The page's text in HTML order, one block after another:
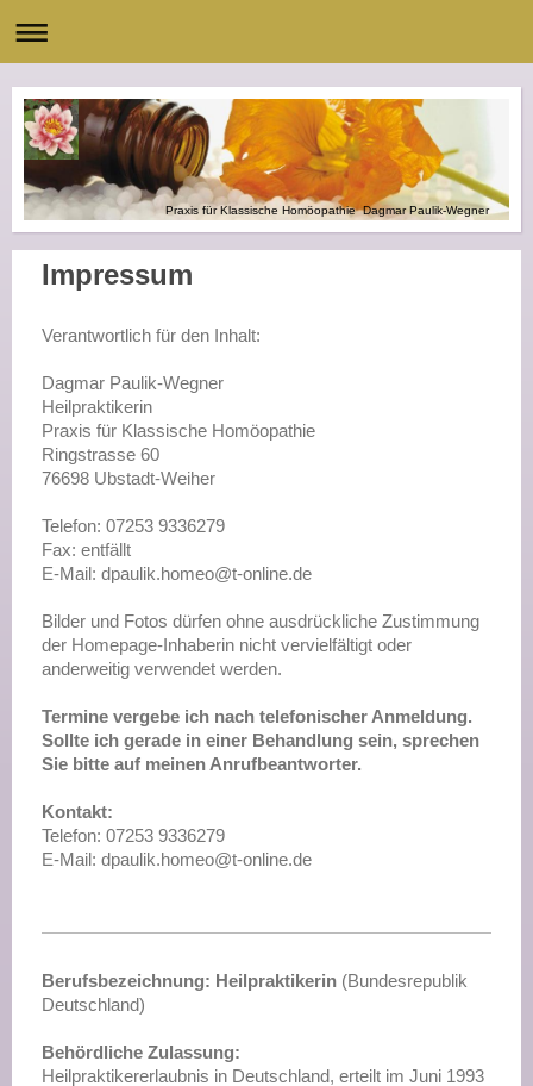
Praxis für Klassische Homöopathie Dagmar Paulik-Wegner
Impressum
Verantwortlich für den Inhalt:
Dagmar Paulik-Wegner
Heilpraktikerin
Praxis für Klassische Homöopathie
Ringstrasse 60
76698 Ubstadt-Weiher
Telefon: 07253 9336279
Fax: entfällt
E-Mail: dpaulik.homeo@t-online.de
Bilder und Fotos dürfen ohne ausdrückliche Zustimmung
der Homepage-Inhaberin nicht vervielfältigt oder
anderweitig verwendet werden.
Termine vergebe ich nach telefonischer Anmeldung.
Sollte ich gerade in einer Behandlung sein, sprechen
Sie bitte auf meinen Anrufbeantworter.
Kontakt:
Telefon: 07253 9336279
E-Mail: dpaulik.homeo@t-online.de
Berufsbezeichnung: Heilpraktikerin (Bundesrepublik
Deutschland)
Behördliche Zulassung:
Heilpraktikererlaubnis in Deutschland, erteilt im Juni 1993